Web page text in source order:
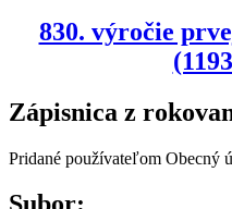
830. výročie
Zápisnica z
Pridané používateľom Obecný